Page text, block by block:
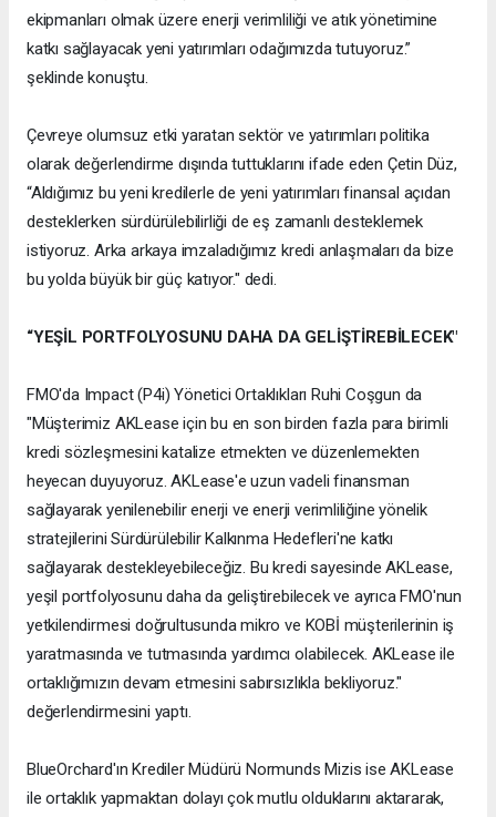
ekipmanları olmak üzere enerji verimliliği ve atık yönetimine
katkı sağlayacak yeni yatırımları odağımızda tutuyoruz.”
şeklinde konuştu.
Çevreye olumsuz etki yaratan sektör ve yatırımları politika
olarak değerlendirme dışında tuttuklarını ifade eden Çetin Düz,
“Aldığımız bu yeni kredilerle de yeni yatırımları finansal açıdan
desteklerken sürdürülebilirliği de eş zamanlı desteklemek
istiyoruz. Arka arkaya imzaladığımız kredi anlaşmaları da bize
bu yolda büyük bir güç katıyor." dedi.
“YEŞİL PORTFOLYOSUNU DAHA DA GELİŞTİREBİLECEK"
FMO'da Impact (P4i) Yönetici Ortaklıkları Ruhi Coşgun da
"Müşterimiz AKLease için bu en son birden fazla para birimli
kredi sözleşmesini katalize etmekten ve düzenlemekten
heyecan duyuyoruz. AKLease'e uzun vadeli finansman
sağlayarak yenilenebilir enerji ve enerji verimliliğine yönelik
stratejilerini Sürdürülebilir Kalkınma Hedefleri'ne katkı
sağlayarak destekleyebileceğiz. Bu kredi sayesinde AKLease,
yeşil portfolyosunu daha da geliştirebilecek ve ayrıca FMO'nun
yetkilendirmesi doğrultusunda mikro ve KOBİ müşterilerinin iş
yaratmasında ve tutmasında yardımcı olabilecek. AKLease ile
ortaklığımızın devam etmesini sabırsızlıkla bekliyoruz."
değerlendirmesini yaptı.
BlueOrchard'ın Krediler Müdürü Normunds Mizis ise AKLease
ile ortaklık yapmaktan dolayı çok mutlu olduklarını aktararak,